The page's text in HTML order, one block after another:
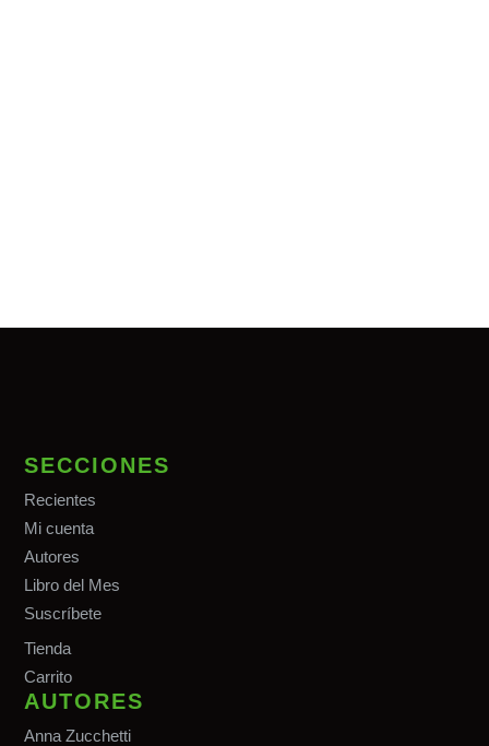
SECCIONES
Recientes
Mi cuenta
Autores
Libro del Mes
Suscríbete
Tienda
Carrito
AUTORES
Anna Zucchetti